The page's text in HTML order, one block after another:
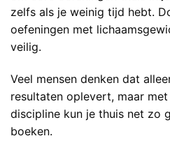
zelfs als je weinig tijd hebt.
oefeningen met
veilig.
Veel mensen denken dat
resultaten oplevert, maar
discipline kun je thuis net zo
boeken.